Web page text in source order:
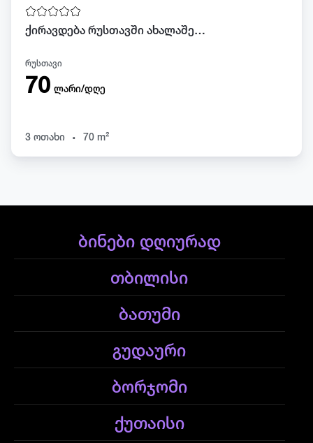
ქირავდება რუსთავში ახალაშენებული ბინა დღიურად
რუსთავი
70 ლარი/დღე
3 ოთახი . 70 m²
ბინები დღიურად
თბილისი
ბათუმი
გუდაური
ბორჯომი
ქუთაისი